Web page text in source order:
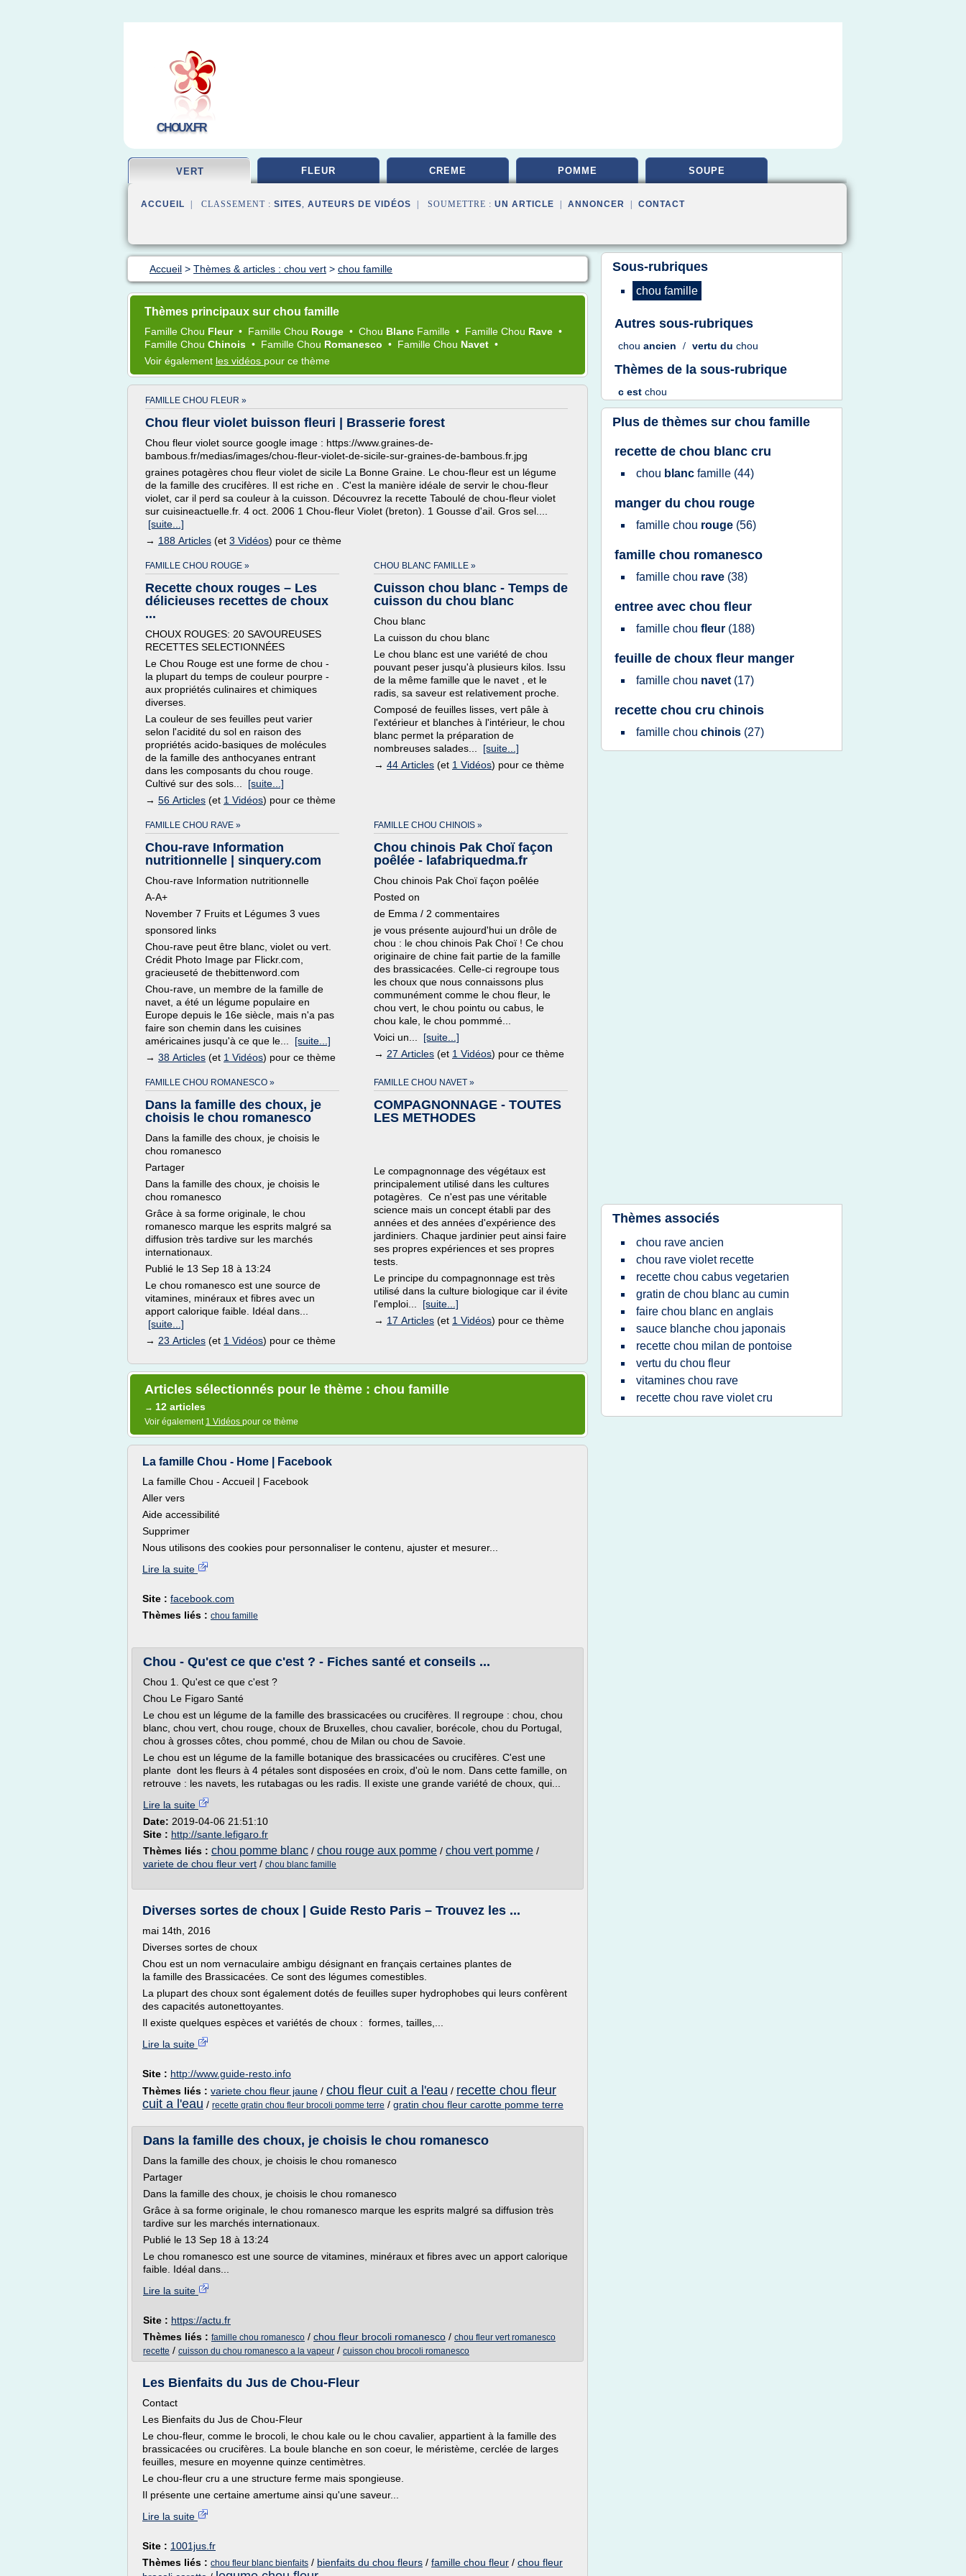
CHOUX.FR
VERT FLEUR CREME POMME SOUPE
ACCUEIL | CLASSEMENT : SITES, AUTEURS DE VIDÉOS | SOUMETTRE : UN ARTICLE ANNONCER CONTACT
Accueil > Thèmes & articles : chou vert > chou famille
Thèmes principaux sur chou famille
Famille Chou Fleur • Famille Chou Rouge • Chou Blanc Famille • Famille Chou Rave •
Famille Chou Chinois • Famille Chou Romanesco • Famille Chou Navet •
Voir également les vidéos pour ce thème
FAMILLE CHOU FLEUR »
Chou fleur violet buisson fleuri | Brasserie forest
Chou fleur violet source google image : https://www.graines-de-
bambous.fr/medias/images/chou-fleur-violet-de-sicile-sur-graines-de-bambous.fr.jpg
graines potagères chou fleur violet de sicile La Bonne Graine. Le chou-fleur est un légume
de la famille des crucifères. Il est riche en . C'est la manière idéale de servir le chou-fleur
violet, car il perd sa couleur à la cuisson. Découvrez la recette Taboulé de chou-fleur violet
sur cuisineactuelle.fr. 4 oct. 2006 1 Chou-fleur Violet (breton). 1 Gousse d'ail. Gros sel....
[suite...]
→ 188 Articles (et 3 Vidéos) pour ce thème
FAMILLE CHOU ROUGE »
Recette choux rouges – Les
délicieuses recettes de choux
...
CHOUX ROUGES: 20 SAVOUREUSES
RECETTES SELECTIONNÉES
Le Chou Rouge est une forme de chou -
la plupart du temps de couleur pourpre -
aux propriétés culinaires et chimiques
diverses.
La couleur de ses feuilles peut varier
selon l'acidité du sol en raison des
propriétés acido-basiques de molécules
de la famille des anthocyanes entrant
dans les composants du chou rouge.
Cultivé sur des sols... [suite...]
→ 56 Articles (et 1 Vidéos) pour ce thème
CHOU BLANC FAMILLE »
Cuisson chou blanc - Temps de
cuisson du chou blanc
Chou blanc
La cuisson du chou blanc
Le chou blanc est une variété de chou
pouvant peser jusqu'à plusieurs kilos. Issu
de la même famille que le navet , et le
radis, sa saveur est relativement proche.
Composé de feuilles lisses, vert pâle à
l'extérieur et blanches à l'intérieur, le chou
blanc permet la préparation de
nombreuses salades... [suite...]
→ 44 Articles (et 1 Vidéos) pour ce thème
FAMILLE CHOU RAVE »
Chou-rave Information
nutritionnelle | sinquery.com
Chou-rave Information nutritionnelle
A-A+
November 7 Fruits et Légumes 3 vues
sponsored links
Chou-rave peut être blanc, violet ou vert.
Crédit Photo Image par Flickr.com,
gracieuseté de thebittenword.com
Chou-rave, un membre de la famille de
navet, a été un légume populaire en
Europe depuis le 16e siècle, mais n'a pas
faire son chemin dans les cuisines
américaines jusqu'à ce que le... [suite...]
→ 38 Articles (et 1 Vidéos) pour ce thème
FAMILLE CHOU CHINOIS »
Chou chinois Pak Choï façon
poêlée - lafabriquedma.fr
Chou chinois Pak Choï façon poêlée
Posted on
de Emma / 2 commentaires
je vous présente aujourd'hui un drôle de
chou : le chou chinois Pak Choï ! Ce chou
originaire de chine fait partie de la famille
des brassicacées. Celle-ci regroupe tous
les choux que nous connaissons plus
communément comme le chou fleur, le
chou vert, le chou pointu ou cabus, le
chou kale, le chou pommmé...
Voici un... [suite...]
→ 27 Articles (et 1 Vidéos) pour ce thème
FAMILLE CHOU ROMANESCO »
Dans la famille des choux, je
choisis le chou romanesco
Dans la famille des choux, je choisis le
chou romanesco
Partager
Dans la famille des choux, je choisis le
chou romanesco
Grâce à sa forme originale, le chou
romanesco marque les esprits malgré sa
diffusion très tardive sur les marchés
internationaux.
Publié le 13 Sep 18 à 13:24
Le chou romanesco est une source de
vitamines, minéraux et fibres avec un
apport calorique faible. Idéal dans...
[suite...]
→ 23 Articles (et 1 Vidéos) pour ce thème
FAMILLE CHOU NAVET »
COMPAGNONNAGE - TOUTES
LES METHODES
Le compagnonnage des végétaux est
principalement utilisé dans les cultures
potagères. Ce n'est pas une véritable
science mais un concept établi par des
années et des années d'expérience des
jardiniers. Chaque jardinier peut ainsi faire
ses propres expériences et ses propres
tests.
Le principe du compagnonnage est très
utilisé dans la culture biologique car il évite
l'emploi... [suite...]
→ 17 Articles (et 1 Vidéos) pour ce thème
Articles sélectionnés pour le thème : chou famille
→ 12 articles
Voir également 1 Vidéos pour ce thème
La famille Chou - Home | Facebook
La famille Chou - Accueil | Facebook
Aller vers
Aide accessibilité
Supprimer
Nous utilisons des cookies pour personnaliser le contenu, ajuster et mesurer...
Lire la suite
Site : facebook.com
Thèmes liés : chou famille
Chou - Qu'est ce que c'est ? - Fiches santé et conseils ...
Chou 1. Qu'est ce que c'est ?
Chou Le Figaro Santé
Le chou est un légume de la famille des brassicacées ou crucifères. Il regroupe : chou, chou
blanc, chou vert, chou rouge, choux de Bruxelles, chou cavalier, borécole, chou du Portugal,
chou à grosses côtes, chou pommé, chou de Milan ou chou de Savoie.
Le chou est un légume de la famille botanique des brassicacées ou crucifères. C'est une
plante dont les fleurs à 4 pétales sont disposées en croix, d'où le nom. Dans cette famille, on
retrouve : les navets, les rutabagas ou les radis. Il existe une grande variété de choux, qui...
Lire la suite
Date: 2019-04-06 21:51:10
Site : http://sante.lefigaro.fr
Thèmes liés : chou pomme blanc / chou rouge aux pomme / chou vert pomme /
variete de chou fleur vert / chou blanc famille
Diverses sortes de choux | Guide Resto Paris – Trouvez les ...
mai 14th, 2016
Diverses sortes de choux
Chou est un nom vernaculaire ambigu désignant en français certaines plantes de
la famille des Brassicacées. Ce sont des légumes comestibles.
La plupart des choux sont également dotés de feuilles super hydrophobes qui leurs confèrent
des capacités autonettoyantes.
Il existe quelques espèces et variétés de choux : formes, tailles,...
Lire la suite
Site : http://www.guide-resto.info
Thèmes liés : variete chou fleur jaune / chou fleur cuit a l'eau / recette chou fleur
cuit a l'eau / recette gratin chou fleur brocoli pomme terre / gratin chou fleur carotte pomme terre
Dans la famille des choux, je choisis le chou romanesco
Dans la famille des choux, je choisis le chou romanesco
Partager
Dans la famille des choux, je choisis le chou romanesco
Grâce à sa forme originale, le chou romanesco marque les esprits malgré sa diffusion très
tardive sur les marchés internationaux.
Publié le 13 Sep 18 à 13:24
Le chou romanesco est une source de vitamines, minéraux et fibres avec un apport calorique
faible. Idéal dans...
Lire la suite
Site : https://actu.fr
Thèmes liés : famille chou romanesco / chou fleur brocoli romanesco / chou fleur vert romanesco
recette / cuisson du chou romanesco a la vapeur / cuisson chou brocoli romanesco
Les Bienfaits du Jus de Chou-Fleur
Contact
Les Bienfaits du Jus de Chou-Fleur
Le chou-fleur, comme le brocoli, le chou kale ou le chou cavalier, appartient à la famille des
brassicacées ou crucifères. La boule blanche en son coeur, le méristème, cerclée de larges
feuilles, mesure en moyenne quinze centimètres.
Le chou-fleur cru a une structure ferme mais spongieuse.
Il présente une certaine amertume ainsi qu'une saveur...
Lire la suite
Site : 1001jus.fr
Thèmes liés : chou fleur blanc bienfaits / bienfaits du chou fleurs / famille chou fleur / chou fleur
Sous-rubriques
chou famille
Autres sous-rubriques
chou ancien / vertu du chou
Thèmes de la sous-rubrique
c est chou
Plus de thèmes sur chou famille
recette de chou blanc cru
chou blanc famille (44)
manger du chou rouge
famille chou rouge (56)
famille chou romanesco
famille chou rave (38)
entree avec chou fleur
famille chou fleur (188)
feuille de choux fleur manger
famille chou navet (17)
recette chou cru chinois
famille chou chinois (27)
Thèmes associés
chou rave ancien
chou rave violet recette
recette chou cabus vegetarien
gratin de chou blanc au cumin
faire chou blanc en anglais
sauce blanche chou japonais
recette chou milan de pontoise
vertu du chou fleur
vitamines chou rave
recette chou rave violet cru